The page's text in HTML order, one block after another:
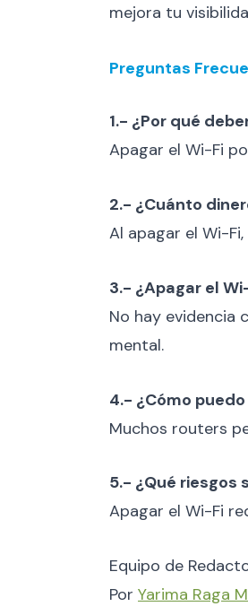
mejora tu
Preguntas
1.- ¿Por qué
Apagar el Wi-Fi
2.- ¿Cuánto
Al apagar el Wi-
3.- ¿Apagar el
No hay evidencia
mental.
4.- ¿Cómo
Muchos routers
5.- ¿Qué riesgos
Apagar el Wi-Fi
Equipo de
Por Yarima Raga